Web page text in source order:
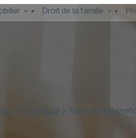
Droit de la famille
> Droit fiscal > Rejet de